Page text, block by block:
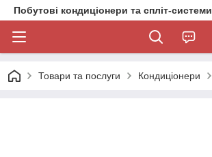
Побутові кондиціонери та спліт-системи
Товари та послуги Кондиціонери